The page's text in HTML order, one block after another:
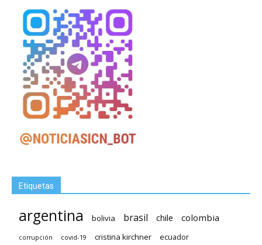
Etiquetas
argentina bolivia brasil chile colombia
corrupción covid-19 cristina kirchner ecuador